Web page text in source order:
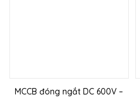
MCCB đóng ngắt DC 600V –